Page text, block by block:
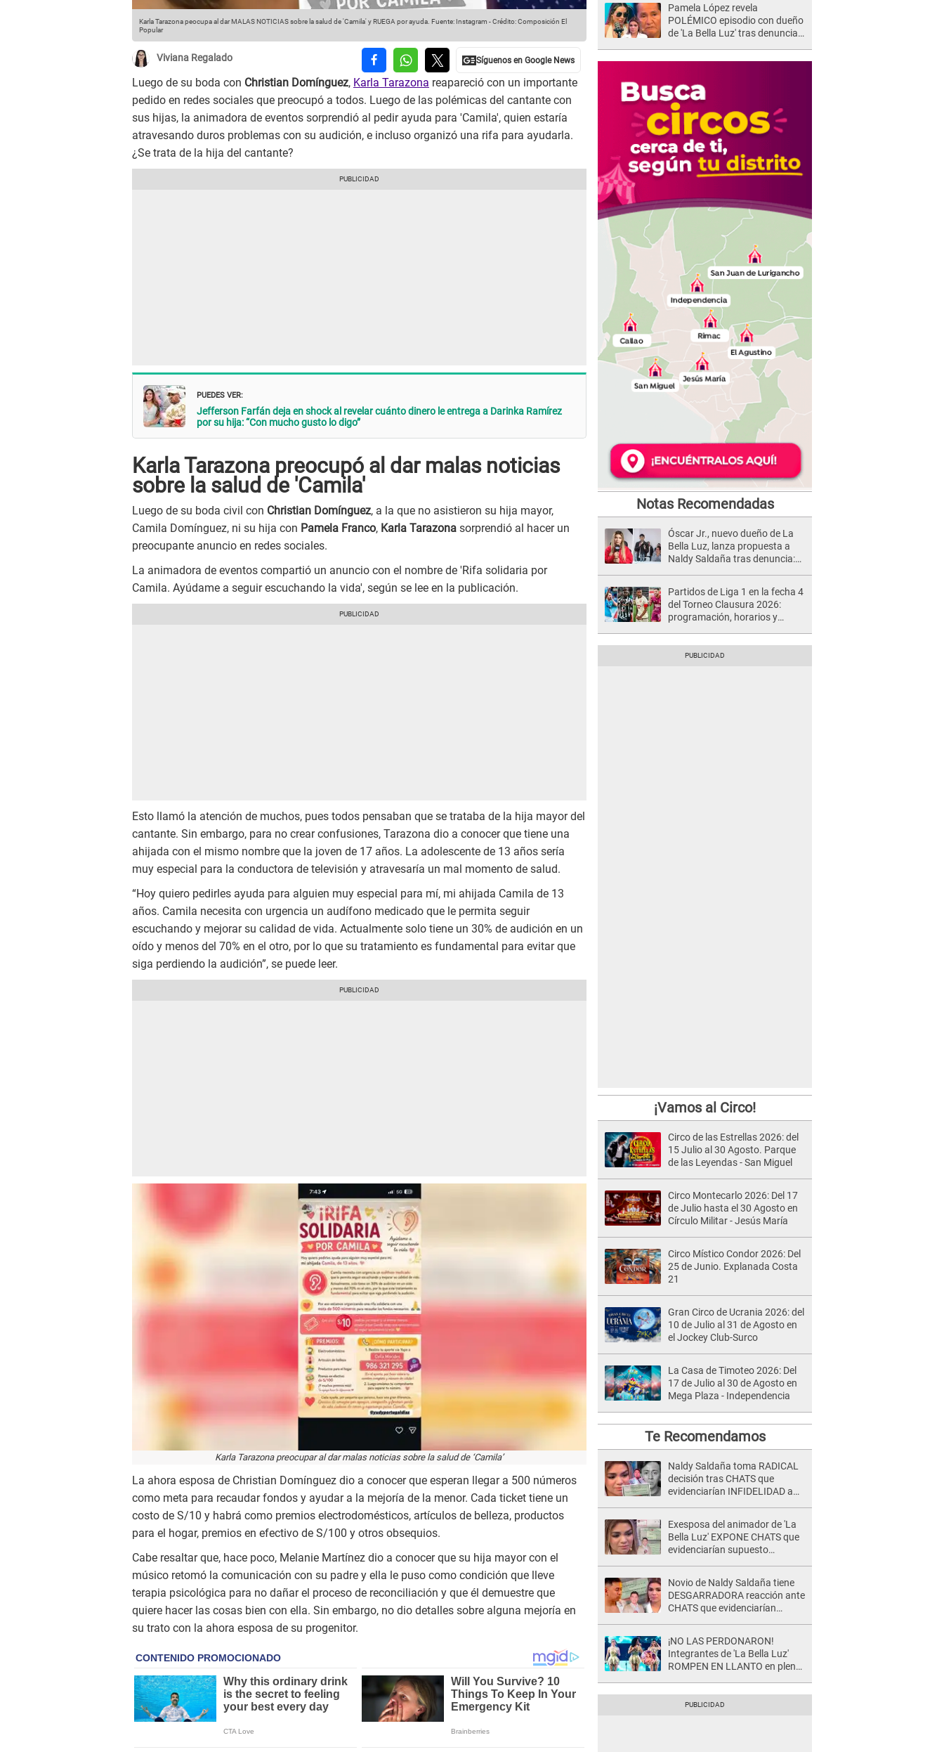
Karla Tarazona peocupa al dar MALAS NOTICIAS sobre la salud de 'Camila' y RUEGA por ayuda. Fuente: Instagram -Crédito: Composición El
Popular
Viviana Regalado
Luego de su boda con Christian Domínguez, Karla Tarazona reapareció con un importante
pedido en redes sociales que preocupó a todos. Luego de las polémicas del cantante con
sus hijas, la animadora de eventos sorprendió al pedir ayuda para 'Camila', quien estaría
atravesando duros problemas con su audición, e incluso organizó una rifa para ayudarla.
¿Se trata de la hija del cantante?
PUEDES VER:
Jefferson Farfán deja en shock al revelar cuánto dinero le entrega a Darinka Ramírez
por su hija: “Con mucho gusto lo digo”
Karla Tarazona preocupó al dar malas noticias
sobre la salud de 'Camila'
Luego de su boda civil con Christian Domínguez, a la que no asistieron su hija mayor,
Camila Domínguez, ni su hija con Pamela Franco, Karla Tarazona sorprendió al hacer un
preocupante anuncio en redes sociales.
La animadora de eventos compartió un anuncio con el nombre de 'Rifa solidaria por
Camila. Ayúdame a seguir escuchando la vida', según se lee en la publicación.
Esto llamó la atención de muchos, pues todos pensaban que se trataba de la hija mayor del
cantante. Sin embargo, para no crear confusiones, Tarazona dio a conocer que tiene una
ahijada con el mismo nombre que la joven de 17 años. La adolescente de 13 años sería
muy especial para la conductora de televisión y atravesaría un mal momento de salud.
“Hoy quiero pedirles ayuda para alguien muy especial para mí, mi ahijada Camila de 13
años. Camila necesita con urgencia un audífono medicado que le permita seguir
escuchando y mejorar su calidad de vida. Actualmente solo tiene un 30% de audición en un
oído y menos del 70% en el otro, por lo que su tratamiento es fundamental para evitar que
siga perdiendo la audición”, se puede leer.
Karla Tarazona preocupar al dar malas noticias sobre la salud de ‘Camila’
La ahora esposa de Christian Domínguez dio a conocer que esperan llegar a 500 números
como meta para recaudar fondos y ayudar a la mejoría de la menor. Cada ticket tiene un
costo de S/10 y habrá como premios electrodomésticos, artículos de belleza, productos
para el hogar, premios en efectivo de S/100 y otros obsequios.
Cabe resaltar que, hace poco, Melanie Martínez dio a conocer que su hija mayor con el
músico retomó la comunicación con su padre y ella le puso como condición que lleve
terapia psicológica para no dañar el proceso de reconciliación y que él demuestre que
quiere hacer las cosas bien con ella. Sin embargo, no dio detalles sobre alguna mejoría en
su trato con la ahora esposa de su progenitor.
Pamela López revela
POLÉMICO episodio con dueño
de 'La Bella Luz' tras denuncia
Notas Recomendadas
Óscar Jr., nuevo dueño de La
Bella Luz, lanza propuesta a
Naldy Saldaña tras denuncia:
Partidos de Liga 1 en la fecha 4
del Torneo Clausura 2026:
programación, horarios y
¡Vamos al Circo!
Circo de las Estrellas 2026: del
15 Julio al 30 Agosto. Parque
de las Leyendas - San Miguel
Circo Montecarlo 2026: Del 17
de Julio hasta el 30 Agosto en
Círculo Militar - Jesús María
Circo Místico Condor 2026: Del
25 de Junio. Explanada Costa
21
Gran Circo de Ucrania 2026: del
10 de Julio al 31 de Agosto en
el Jockey Club-Surco
La Casa de Timoteo 2026: Del
17 de Julio al 30 de Agosto en
Mega Plaza - Independencia
Te Recomendamos
Naldy Saldaña toma RADICAL
decisión tras CHATS que
evidenciarían INFIDELIDAD a
Exesposa del animador de 'La
Bella Luz' EXPONE CHATS que
evidenciarían supuesto
Novio de Naldy Saldaña tiene
DESGARRADORA reacción ante
CHATS que evidenciarían
¡NO LAS PERDONARON!
Integrantes de 'La Bella Luz'
ROMPEN EN LLANTO en pleno